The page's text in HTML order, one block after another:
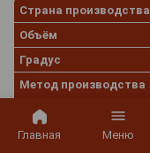
Главная Меню
Страна производства
Объём
Градус
Метод производства
Вид рома
Артикул